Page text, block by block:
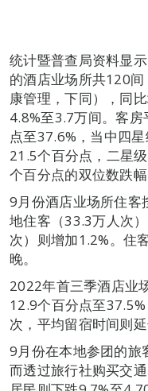
统计暨普查局资料显
的酒店业场所共120
康管理，下同），同
4.8%至3.7万间。客
点至37.6%，当中四
21.5个百分点，二星
个百分点的双位数跌幅
9月份酒店业场所住客
地住客（33.3万人次
次）则增加1.2%。住
晚。
2022年首三季酒店业
12.9个百分点至
次，平均留宿时间则
9月份在本地参团的旅
而透过旅行社购买交